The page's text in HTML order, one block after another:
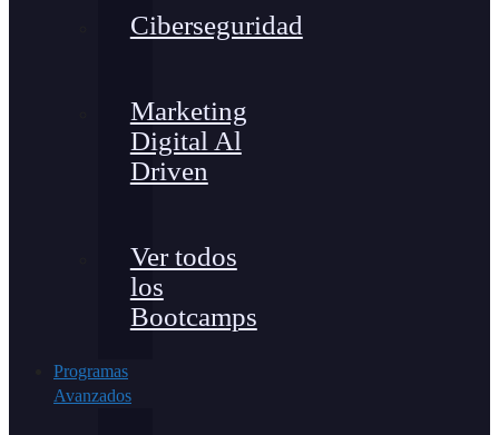
Ciberseguridad
Marketing
Digital Al
Driven
Ver todos
los
Bootcamps
Programas
Avanzados